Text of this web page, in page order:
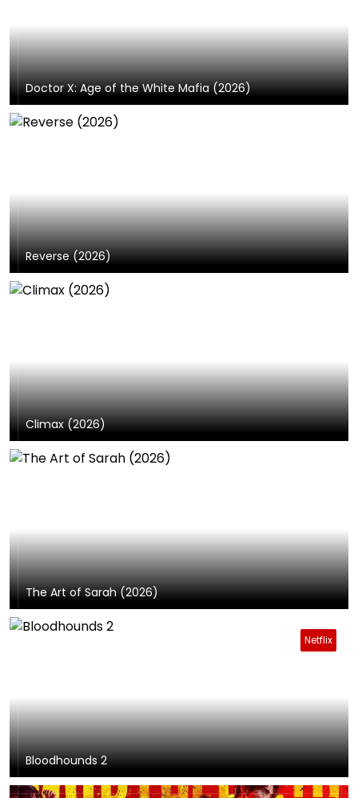
Doctor X: Age of the White Mafia (2026)
Reverse (2026)
Climax (2026)
The Art of Sarah (2026)
Netflix
Bloodhounds 2